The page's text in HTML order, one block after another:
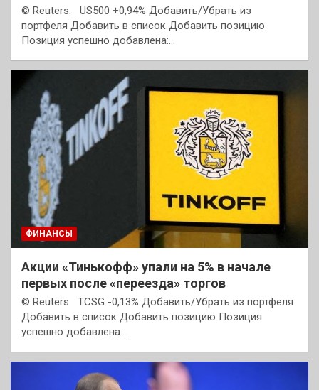
© Reuters. US500 +0,94% Добавить/Убрать из
портфеля Добавить в список Добавить позицию
Позиция успешно добавлена:…
ФИНАНСЫ
Акции «Тинькофф» упали на 5% в начале
первых после «переезда» торгов
© Reuters TCSG -0,13% Добавить/Убрать из портфеля
Добавить в список Добавить позицию Позиция
успешно добавлена:…